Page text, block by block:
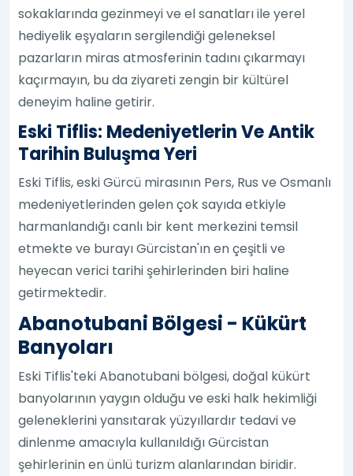
sokaklarında gezinmeyi ve el sanatları ile yerel
hediyelik eşyaların sergilendiği geleneksel
pazarların miras atmosferinin tadını çıkarmayı
kaçırmayın, bu da ziyareti zengin bir kültürel
deneyim haline getirir.
Eski Tiflis: Medeniyetlerin Ve Antik
Tarihin Buluşma Yeri
Eski Tiflis, eski Gürcü mirasının Pers, Rus ve Osmanlı
medeniyetlerinden gelen çok sayıda etkiyle
harmanlandığı canlı bir kent merkezini temsil
etmekte ve burayı Gürcistan'ın en çeşitli ve
heyecan verici tarihi şehirlerinden biri haline
getirmektedir.
Abanotubani Bölgesi - Kükürt
Banyoları
Eski Tiflis'teki Abanotubani bölgesi, doğal kükürt
banyolarının yaygın olduğu ve eski halk hekimliği
geleneklerini yansıtarak yüzyıllardır tedavi ve
dinlenme amacıyla kullanıldığı Gürcistan
şehirlerinin en ünlü turizm alanlarından biridir.